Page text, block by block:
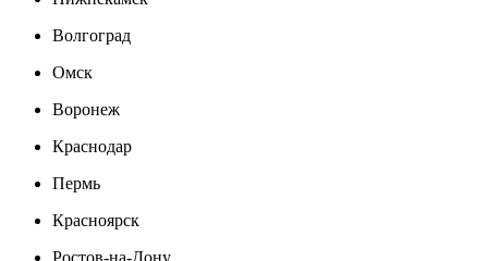
Волгоград
Омск
Воронеж
Краснодар
Пермь
Красноярск
Ростов-на-Дону